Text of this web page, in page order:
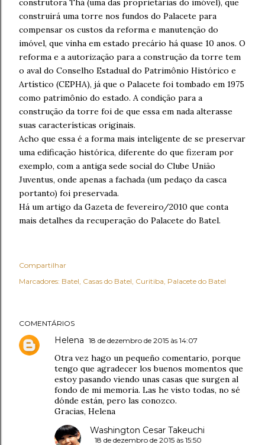
construtora Thá (uma das proprietárias do imóvel), que
construirá uma torre nos fundos do Palacete para
compensar os custos da reforma e manutenção do
imóvel, que vinha em estado precário há quase 10 anos. O
reforma e a autorização para a construção da torre tem
o aval do Conselho Estadual do Patrimônio Histórico e
Artístico (CEPHA), já que o Palacete foi tombado em 1975
como patrimônio do estado. A condição para a
construção da torre foi de que essa em nada alterasse
suas características originais.
Acho que essa é a forma mais inteligente de se preservar
uma edificação histórica, diferente do que fizeram por
exemplo, com a antiga sede social do Clube União
Juventus, onde apenas a fachada (um pedaço da casca
portanto) foi preservada.
Há um artigo da Gazeta de fevereiro/2010 que conta
mais detalhes da recuperação do Palacete do Batel.
Compartilhar
Marcadores: Batel Casas do Batel Curitiba Palacete do Batel
COMENTÁRIOS
Helena 18 de dezembro de 2015 às 14:07
Otra vez hago un pequeño comentario, porque
tengo que agradecer los buenos momentos que
estoy pasando viendo unas casas que surgen al
fondo de mi memoria. Las he visto todas, no sé
dónde están, pero las conozco.
Gracias, Helena
Washington Cesar Takeuchi
18 de dezembro de 2015 às 15:50